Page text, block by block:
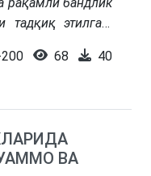
рақамли бандлик
тадқиқ этилган.
рақамли
Греция ва
кўникмаларни
68 40
ВА